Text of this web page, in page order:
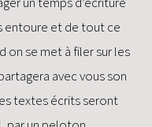
entoure et de tout ce
on se met à filer sur les
avec vous son
textes écrits seront